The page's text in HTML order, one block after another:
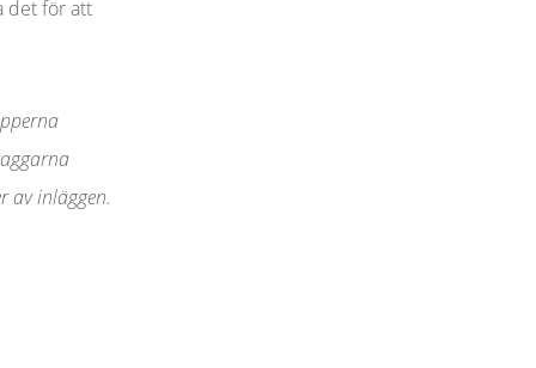
det för att
av inläggen.